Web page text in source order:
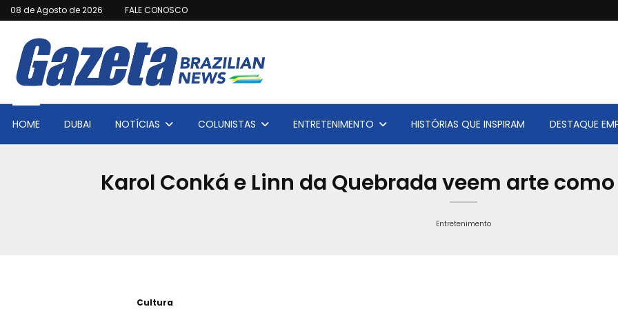
08 de Agosto de 2026 FALE CONOSCO
HOME DUBAI NOTÍCIAS COLUNISTAS ENTRETENIMENTO HISTÓRIAS QUE INSPIRAM DESTAQUE
Karol Conká e Linn da Quebrada veem arte
Entretenimento
Cultura